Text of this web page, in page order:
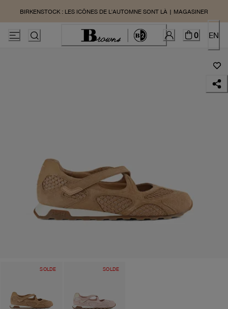
BIRKENSTOCK : LES ICÔNES DE L'AUTOMNE SONT LÀ | MAGASINER
0 EN
SOLDE SOLDE